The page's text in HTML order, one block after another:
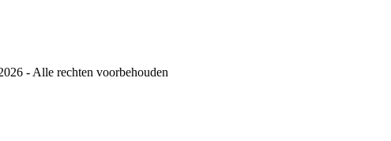
- Alle rechten voorbehouden